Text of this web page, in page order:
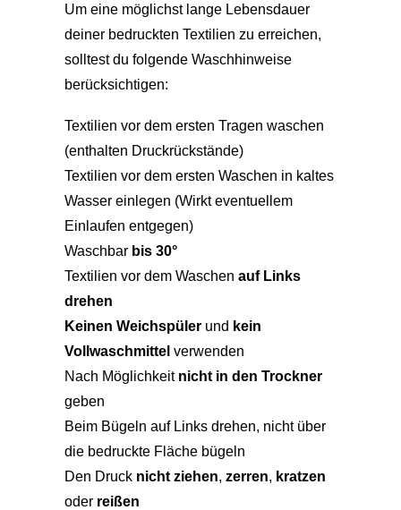
Um eine möglichst lange Lebensdauer
deiner bedruckten Textilien zu erreichen,
solltest du folgende Waschhinweise
berücksichtigen:
Textilien vor dem ersten Tragen waschen
(enthalten Druckrückstände)
Textilien vor dem ersten Waschen in kaltes
Wasser einlegen (Wirkt eventuellem
Einlaufen entgegen)
Waschbar bis 30°
Textilien vor dem Waschen auf Links
drehen
Keinen Weichspüler und kein
Vollwaschmittel verwenden
Nach Möglichkeit nicht in den Trockner
geben
Beim Bügeln auf Links drehen, nicht über
die bedruckte Fläche bügeln
Den Druck nicht ziehen, zerren, kratzen
oder reißen